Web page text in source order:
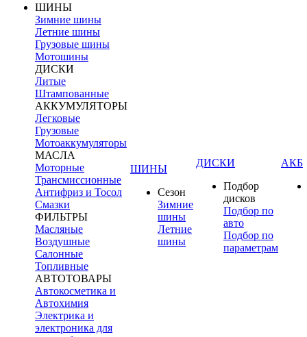
ШИНЫ
Зимние шины
Летние шины
Грузовые шины
Мотошины
ДИСКИ
Литые
Штампованные
АККУМУЛЯТОРЫ
Легковые
Грузовые
Мотоаккумуляторы
МАСЛА
Моторные
Трансмиссионные
Антифриз и Тосол
Смазки
ФИЛЬТРЫ
Масляные
Воздушные
Салонные
Топливные
АВТОТОВАРЫ
Автокосметика и
Автохимия
Электрика и
электроника для
ШИНЫ
Сезон
Зимние
шины
Летние
шины
ДИСКИ
Подбор
дисков
Подбор по
авто
Подбор по
параметрам
АКБ